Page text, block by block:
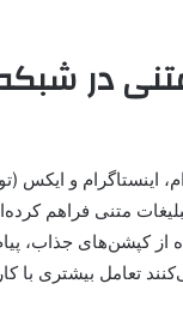
متنی در
اینستاگرام و ایکس
متنی فراهم
از کپشن‌های جذاب،
تعامل بیشتری با